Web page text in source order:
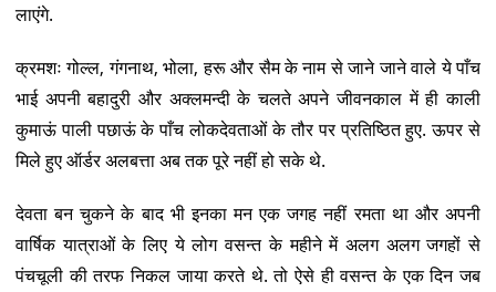
लाएंगे.
क्रमशः गोल्ल, गंगनाथ, भोला, हरू और सैम के नाम से जाने जाने वाले ये पाँच
भाई अपनी बहादुरी और अक्लमन्दी के चलते अपने जीवनकाल में ही काली
कुमाऊं पाली पछाऊं के पाँच लोकदेवताओं के तौर पर प्रतिष्ठित हुए. ऊपर से
मिले हुए ऑर्डर अलबत्ता अब तक पूरे नहीं हो सके थे.
देवता बन चुकने के बाद भी इनका मन एक जगह नहीं रमता था और अपनी
वार्षिक यात्राओं के लिए ये लोग वसन्त के महीने में अलग अलग जगहों से
पंचचूली की तरफ निकल जाया करते थे. तो ऐसे ही वसन्त के एक दिन जब